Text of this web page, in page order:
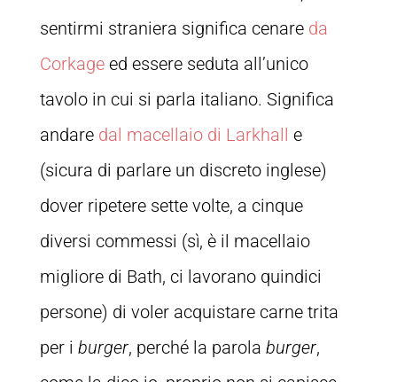
sentirmi straniera significa cenareda
Corkageed essere seduta all’unico
tavolo in cui si parla italiano. Significa
andare dal macellaio di Larkhall e
(sicura di parlare un discreto inglese)
dover ripetere sette volte, a cinque
diversi commessi (sì, è il macellaio
migliore di Bath, ci lavorano quindici
persone) di voler acquistare carne trita
per i burger, perché la parola burger,